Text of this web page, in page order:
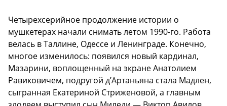
Четырехсерийное продолжение истории о
мушкетерах начали снимать летом 1990-го. Работа
велась в Таллине, Одессе и Ленинграде. Конечно,
многое изменилось: появился новый кардинал,
Мазарини, воплощенный на экране Анатолием
Равиковичем, подругой д’Артаньяна стала Мадлен,
сыгранная Екатериной Стриженовой, а главным